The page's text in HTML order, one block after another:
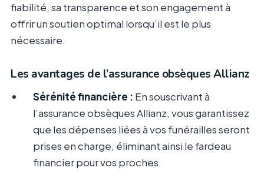
fiabilité, sa transparence et son engagement à
offrir un soutien optimal lorsqu’il est le plus
nécessaire.
Les avantages de l’assurance obsèques Allianz
Sérénité financière : En souscrivant à
l’assurance obsèques Allianz, vous garantissez
que les dépenses liées à vos funérailles seront
prises en charge, éliminant ainsi le fardeau
financier pour vos proches.